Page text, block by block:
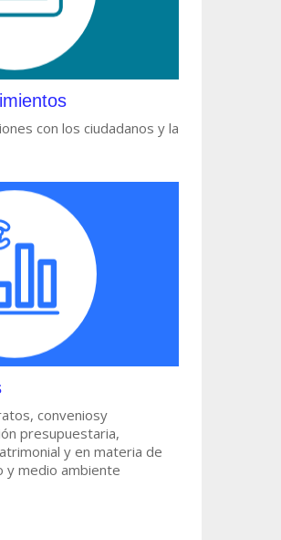
con los ciudadanos y la
conveniosy
presupuestaria,
y en materia de
y medio ambiente